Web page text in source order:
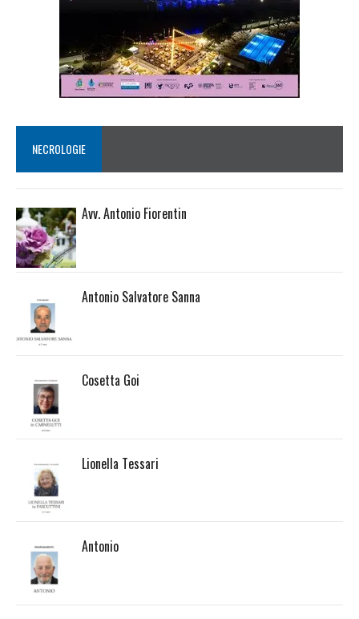
NECROLOGIE
Avv. Antonio Fiorentin
Antonio Salvatore Sanna
Cosetta Goi
Lionella Tessari
Antonio